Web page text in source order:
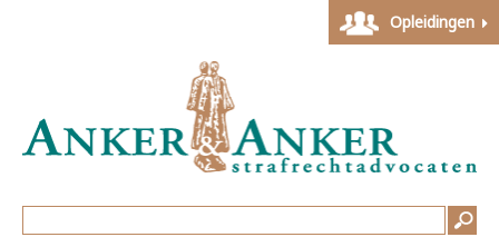
Opleidingen